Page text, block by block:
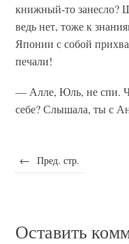
книжный-то занесло?
ведь нет, тоже к
Японии с собой
печали!
— Алле, Юль, не спи.
себе? Слышала, ты с
← Пред. стр.
Оставить